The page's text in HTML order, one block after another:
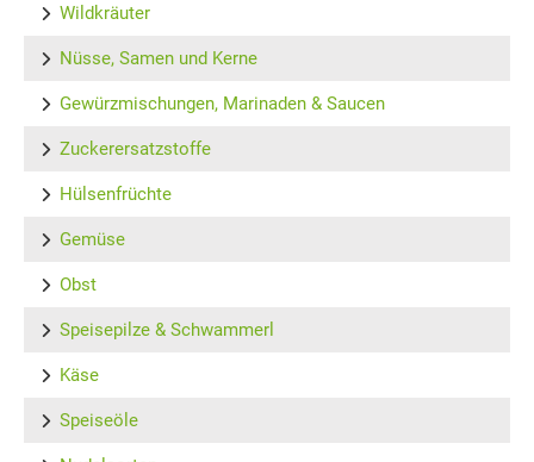
Wildkräuter
Nüsse, Samen und Kerne
Gewürzmischungen, Marinaden & Saucen
Zuckerersatzstoffe
Hülsenfrüchte
Gemüse
Obst
Speisepilze & Schwammerl
Käse
Speiseöle